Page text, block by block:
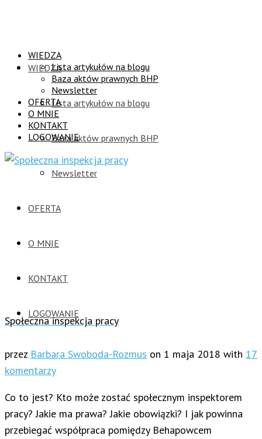
WIEDZA
Lista artykułów na blogu
Baza aktów prawnych BHP
Newsletter
OFERTA
O MNIE
KONTAKT
LOGOWANIE
WIEDZA
Lista artykułów na blogu
Baza aktów prawnych BHP
Newsletter
OFERTA
O MNIE
KONTAKT
LOGOWANIE
Społeczna inspekcja pracy
przez Barbara Swoboda-Rozmus on 1 maja 2018 with 17
komentarzy
Co to jest? Kto może zostać społecznym inspektorem
pracy? Jakie ma prawa? Jakie obowiązki? I jak powinna
przebiegać współpraca pomiędzy Behapowcem